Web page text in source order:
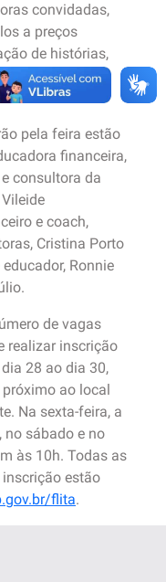
convidadas,
a preços
de histórias,
diversos
livros.
pela feira estão
financeira,
consultora da
e coach,
Cristina Porto
Ronnie
de vagas
realizar inscrição
28 ao dia 30,
próximo ao local
Na sexta-feira, a
no sábado e no
às 10h. Todas as
estão
flita.